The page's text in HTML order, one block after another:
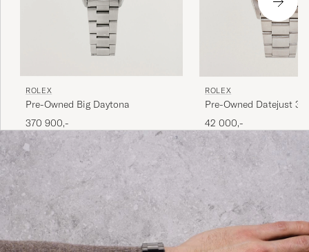
ROLEX
Pre-Owned Big Daytona
370 900,-
ROLEX
Pre-Owned Datejust 36
42 000,-